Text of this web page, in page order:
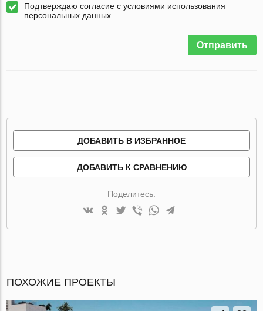
Подтверждаю согласие с условиями использования
персональных данных
Отправить
ДОБАВИТЬ В ИЗБРАННОЕ
ДОБАВИТЬ К СРАВНЕНИЮ
Поделитесь:
ПОХОЖИЕ ПРОЕКТЫ